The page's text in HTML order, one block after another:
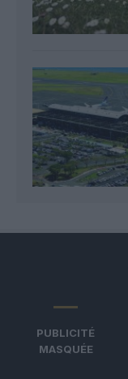
PUBLICITÉ
MASQUÉE